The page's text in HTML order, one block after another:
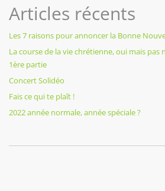
Articles récents
Les 7 raisons pour annoncer la Bonne
La course de la vie chrétienne, oui mais pas
1ère partie
Concert Solidéo
Fais ce qui te plaît !
2022 année normale, année spéciale ?